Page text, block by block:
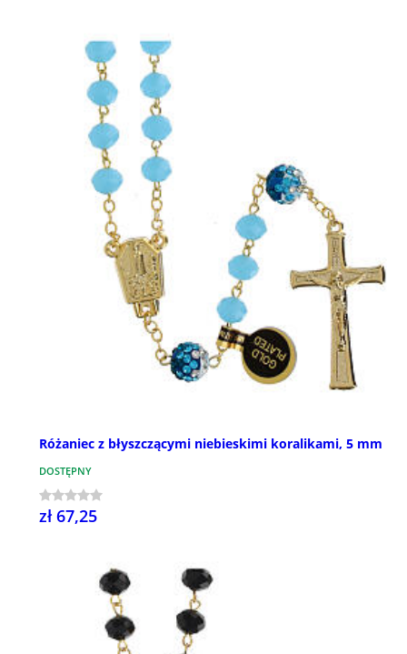
Różaniec z błyszczącymi niebieskimi koralikami, 5 mm
DOSTĘPNY
zł 67,25